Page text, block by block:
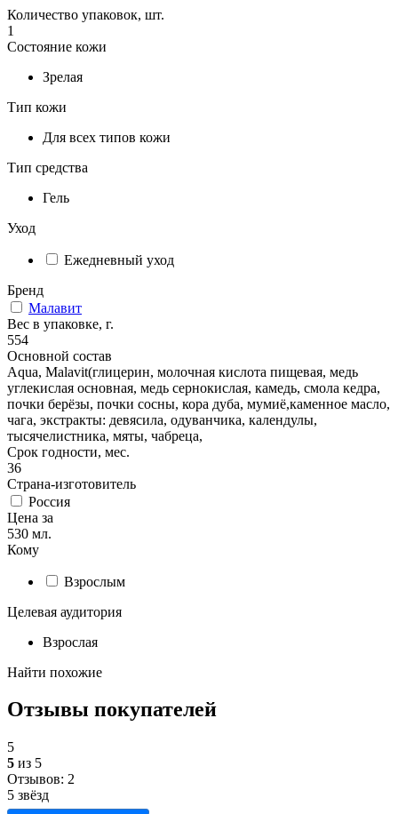
Количество упаковок, шт.
1
Состояние кожи
Зрелая
Тип кожи
Для всех типов кожи
Тип средства
Гель
Уход
Ежедневный уход
Бренд
Малавит
Вес в упаковке, г.
554
Основной состав
Aqua, Malavit(глицерин, молочная кислота пищевая, медь
углекислая основная, медь сернокислая, камедь, смола кедра,
почки берёзы, почки сосны, кора дуба, мумиё,каменное масло,
чага, экстракты: девясила, одуванчика, календулы,
тысячелистника, мяты, чабреца,
Срок годности, мес.
36
Страна-изготовитель
Россия
Цена за
530 мл.
Кому
Взрослым
Целевая аудитория
Взрослая
Найти похожие
Отзывы покупателей
5
5 из 5
Отзывов: 2
5 звёзд